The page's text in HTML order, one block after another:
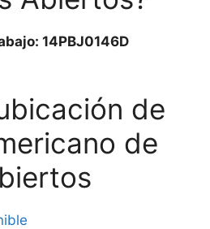
14PBJ0146D
de
de